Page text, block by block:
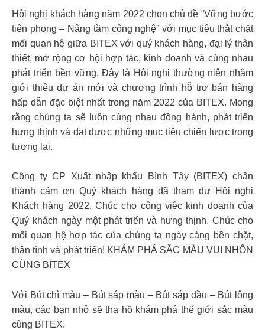
Hội nghị khách hàng năm 2022 chọn chủ đề “Vững bước
tiên phong – Nâng tầm công nghệ” với mục tiêu thắt chặt
mối quan hệ giữa BITEX với quý khách hàng, đại lý thân
thiết, mở rộng cơ hội hợp tác, kinh doanh và cùng nhau
phát triển bền vững. Đây là Hội nghị thường niên nhằm
giới thiệu dự án mới và chương trình hỗ trợ bán hàng
hấp dẫn đặc biệt nhất trong năm 2022 của BITEX. Mong
rằng chúng ta sẽ luôn cùng nhau đồng hành, phát triển
hưng thịnh và đạt được những mục tiêu chiến lược trong
tương lai.
Công ty CP Xuất nhập khẩu Bình Tây (BITEX) chân
thành cảm ơn Quý khách hàng đã tham dự Hội nghị
Khách hàng 2022. Chúc cho công việc kinh doanh của
Quý khách ngày một phát triển và hưng thịnh. Chúc cho
mối quan hệ hợp tác của chúng ta ngày càng bền chặt,
thân tình và phát triển! KHÁM PHÁ SẮC MÀU VUI NHỘN
CÙNG BITEX
Với Bút chì màu – Bút sáp màu – Bút sáp dầu – Bút lông
màu, các bạn nhỏ sẽ tha hồ khám phá thế giới sắc màu
cùng BITEX.